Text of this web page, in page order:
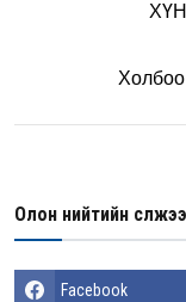
Олон нийтийн сүлжээ
Facebook